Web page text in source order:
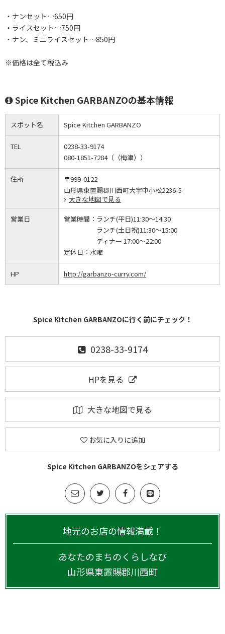
・ナンセット…650円
・ライスセット…750円
・ナン、ミニライスセット…850円
※価格は全て税込み
Spice Kitchen GARBANZOの基本情報
スポット名 Spice Kitchen GARBANZO
TEL
0238-33-9174
080-1851-7284（（梅津））
住所
〒999-0122
山形県東置賜郡川西町大字中小松2236-5
大きな地図で見る
営業日 営業時間： ランチ(平日)11:30～14:30
ランチ(土日祝)11:30～15:00
ディナー 17:00～22:00
定休日： 水曜
HP http://garbanzo-curry.com/
Spice Kitchen GARBANZOに行く前にチェック！
0238-33-9174
HPを見る
大きな地図で見る
お気に入りに追加
Spice Kitchen GARBANZOをシェアする
地元のお店の情報満載！
あなたのまちのくらしなび
山形県東置賜郡川西町